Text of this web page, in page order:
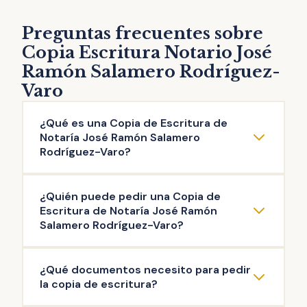
Preguntas frecuentes sobre
Copia Escritura Notario José
Ramón Salamero Rodríguez-
Varo
¿Qué es una Copia de Escritura de
Notaría José Ramón Salamero
Rodríguez-Varo?
Salamero Rodríguez-Varo es una
reproducción literal del contenido de una
cualquier documento público firmado en
esta Notaría: escritura de compraventa, de
¿Quién puede pedir una Copia de
Escritura de Notaría José Ramón
Salamero Rodríguez-Varo?
Notaría José Ramón Salamero Rodríguez-
Varo las personas que intervinieron en la
¿Qué documentos necesito para pedir
la copia de escritura?